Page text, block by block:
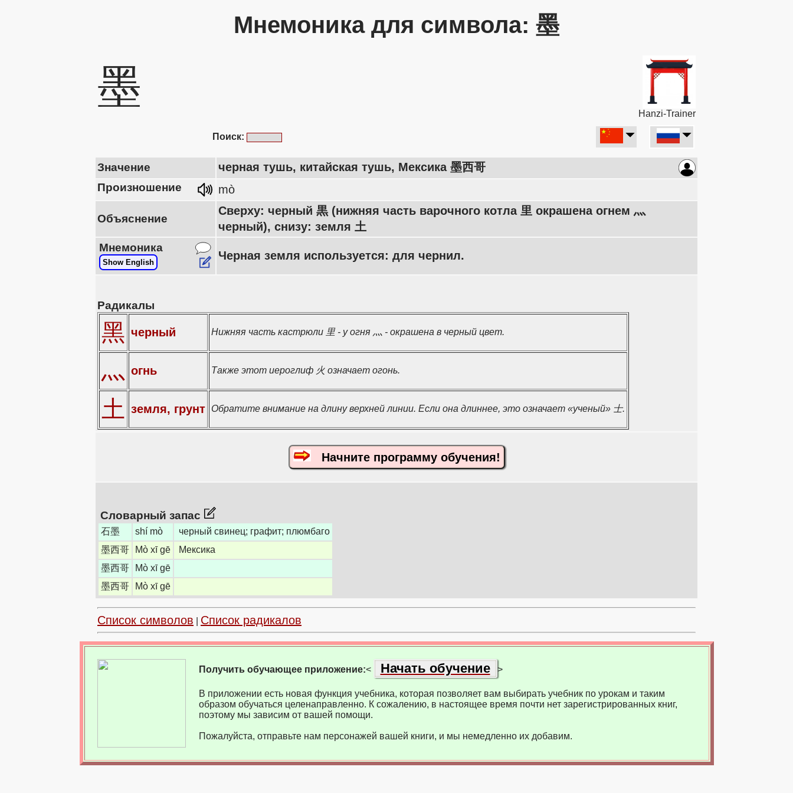
Мнемоника для символа: 墨
墨
Hanzi-Trainer
Поиск:
Значение черная тушь, китайская тушь, Мексика 墨西哥
Произношение mò
Объяснение
Сверху: черный 黒 (нижняя часть варочного котла 里 окрашена огнем 灬
черный), снизу: земля 土
Мнемоника
Show English
Черная земля используется: для чернил.
Радикалы
黑 черный Нижняя часть кастрюли 里 - у огня 灬 - окрашена в черный цвет.
灬 огнь Также этот иероглиф 火 означает огонь.
土 земля, грунт Обратите внимание на длину верхней линии. Если она длиннее, это означает «ученый» 士.
Начните программу обучения!
Словарный запас
石墨 shí mò
черный свинец; графит; плюмбаго
墨西哥
Mò xī gē
Мексика
墨西哥
Mò xī gē
墨西哥
Mò xī gē
Список символов Список радикалов
Получить обучающее приложение:< Начать обучение >
В приложении есть новая функция учебника, которая позволяет вам выбирать учебник по урокам и таким
образом обучаться целенаправленно. К сожалению, в настоящее время почти нет зарегистрированных книг,
поэтому мы зависим от вашей помощи.
Пожалуйста, отправьте нам персонажей вашей книги, и мы немедленно их добавим.